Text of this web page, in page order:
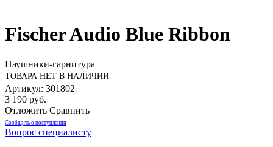
Fischer Audio Blue Ribbon
Наушники-гарнитура
ТОВАРА НЕТ В НАЛИЧИИ
Артикул: 301802
3 190 руб.
Отложить Сравнить
Сообщить о поступлении
Вопрос специалисту